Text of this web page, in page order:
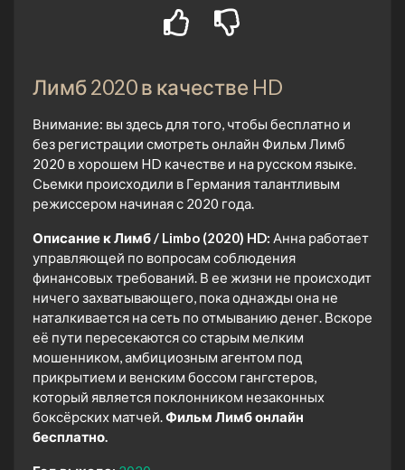
Лимб 2020 в качестве HD
Внимание: вы здесь для того, чтобы бесплатно и
без регистрации смотреть онлайн Фильм Лимб
2020 в хорошем HD качестве и на русском языке.
Сьемки происходили в Германия талантливым
режиссером начиная с 2020 года.
Описание к Лимб / Limbo (2020) HD: Анна работает
управляющей по вопросам соблюдения
финансовых требований. В ее жизни не происходит
ничего захватывающего, пока однажды она не
наталкивается на сеть по отмыванию денег. Вскоре
её пути пересекаются со старым мелким
мошенником, амбициозным агентом под
прикрытием и венским боссом гангстеров,
который является поклонником незаконных
боксёрских матчей. Фильм Лимб онлайн
бесплатно.